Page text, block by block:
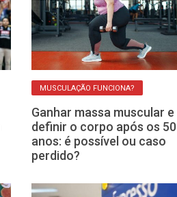
MUSCULAÇÃO FUNCIONA?
Ganhar massa muscular e
definir o corpo após os 50
anos: é possível ou caso
perdido?